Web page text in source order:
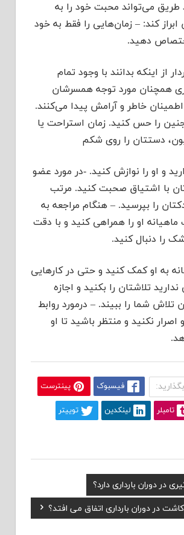
طریق می‌تواند محبت خود را به
کند: – زمان‌هایی را فقط به خود
دهید.
از اینکه بدانند با وجود تمام
همچنان مورد توجه همسرشان
خاطر و آرامش پیدا می‌کنند.
را حس کنید. زمان استراحت یا
دستتان را روی شکم
و او را نوازش کنید. -در مورد عضو
با اشتیاق صحبت کنید. مرتب
را بپرسید. – هنگام مراجعه به
او را همراهی کنید و با دقت
را دنبال کنید.
به او کمک کنید و حتی در کارهایی
تلاشتان را بکنید و اجازه
شما را ببیند. – درمورد روابط
نکنید و منتظر باشید تا او
فیسبوک پینترست
تامبلر لینکدین توییتر
در دوران بارداری دارد؟
در دوران بارداری اتفاق می افتد؟